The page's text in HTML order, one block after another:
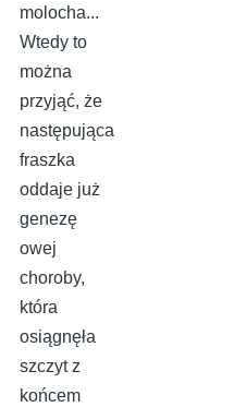
molocha...
Wtedy to
można
przyjąć, że
następująca
fraszka
oddaje już
genezę
owej
choroby,
która
osiągnęła
szczyt z
końcem